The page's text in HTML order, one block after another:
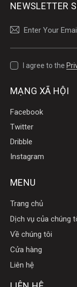
NEWSLETTER
I agree to the
MẠNG XÃ HỘI
Facebook
Twitter
Dribble
Instagram
MENU
Trang chủ
Dịch vụ của chúng
Về chúng tôi
Cửa hàng
Liên hệ